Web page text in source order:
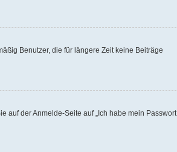
Benutzer, die für längere Zeit keine Beiträge
auf der Anmelde-Seite auf „Ich habe mein Passwort